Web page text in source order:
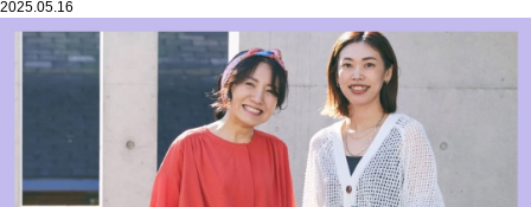
2025.05.16